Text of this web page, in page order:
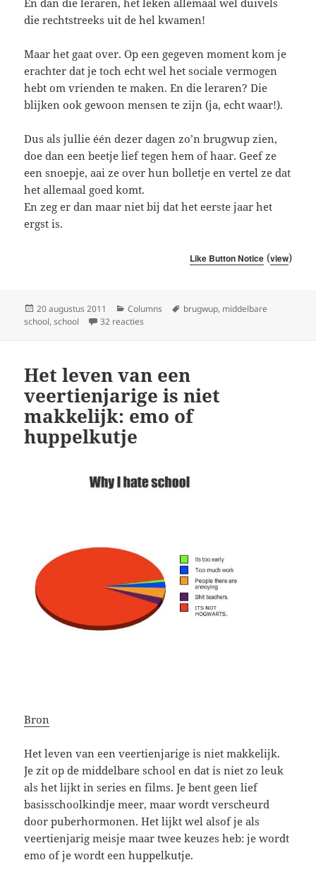
die rechtstreeks uit de hel kwamen!
Maar het gaat over. Op een gegeven moment kom je
erachter dat je toch echt wel het sociale vermogen
hebt om vrienden te maken. En die leraren? Die
blijken ook gewoon mensen te zijn (ja, echt waar!).
Dus als jullie één dezer dagen zo’n brugwup zien,
doe dan een beetje lief tegen hem of haar. Geef ze
een snoepje, aai ze over hun bolletje en vertel ze dat
het allemaal goed komt.
En zeg er dan maar niet bij dat het eerste jaar het
ergst is.
Like Button Notice(view)
Geplaatst
op
20 augustus 2011 Categorieën
Columns Tags
brugwup, middelbare
school,school 32 reacties
Het leven van een
veertienjarige is niet
makkelijk: emo of
huppelkutje
Bron
Het leven van een veertienjarige is niet makkelijk.
Je zit op de middelbare school en dat is niet zo leuk
als het lijkt in series en films. Je bent geen lief
basisschoolkindje meer, maar wordt verscheurd
door puberhormonen. Het lijkt wel alsof je als
veertienjarig meisje maar twee keuzes heb: je wordt
emo of je wordt een huppelkutje.